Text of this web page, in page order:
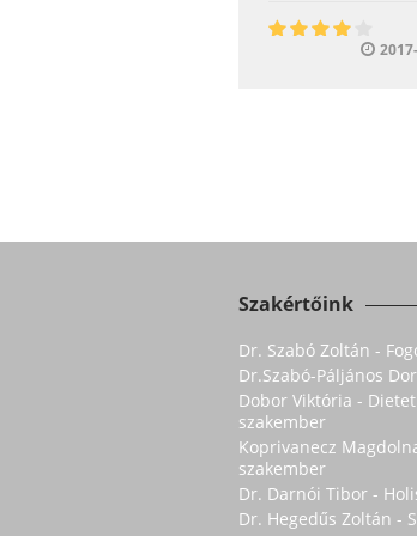
Szakértőink
Dr. Szabó Zoltán -
Dr.Szabó-Páljános
Dobor Viktória -
szakember
Koprivanecz
szakember
Dr. Darnói Tibor -
Dr. Hegedűs Zoltán -